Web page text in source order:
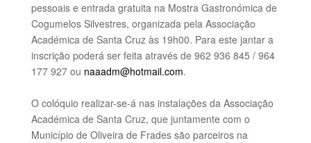
pessoais e entrada gratuita na Mostra Gastronómica de
Cogumelos Silvestres, organizada pela Associação
Académica de Santa Cruz às 19h00. Para este jantar a
inscrição poderá ser feita através de 962 936 845 / 964
177 927 ou naaadm@hotmail.com.
O colóquio realizar-se-á nas instalações da Associação
Académica de Santa Cruz, que juntamente com o
Município de Oliveira de Frades são parceiros na